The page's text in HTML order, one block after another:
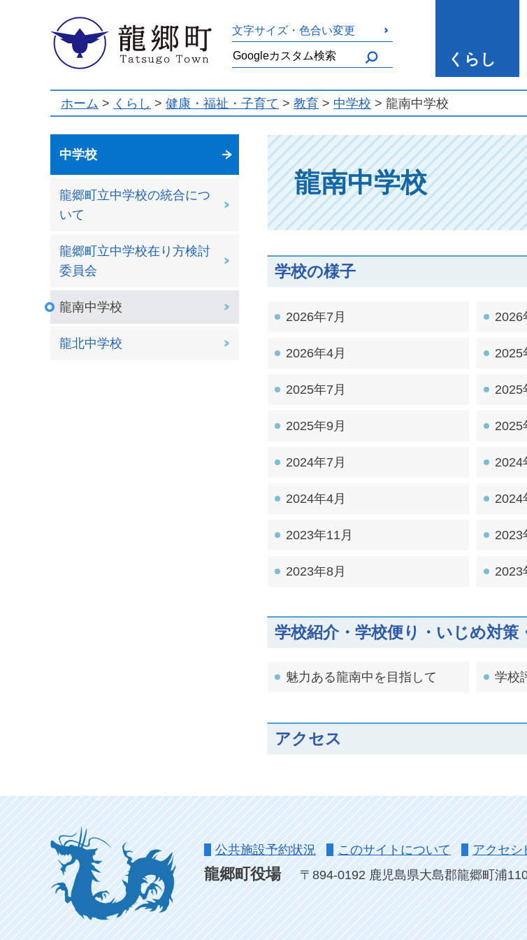
龍郷町 文字サイズ・色合い変更
くらし
ホーム > くらし > 健康・福祉・子育て > 教育 > 中学校 > 龍南中学校
中学校
龍郷町立中学校の統合につ
いて
龍郷町立中学校在り方検討
委員会
龍南中学校
龍北中学校
龍南中学校
学校の様子
2026年7月 2026
2026年4月 2025
2025年7月 2025
2025年9月 2025
2024年7月 2024
2024年4月 2024
2023年11月 2023
2023年8月 2023
学校紹介・学校便り・いじめ対策
魅力ある龍南中を目指して 学校
アクセス
公共施設予約状況 このサイトについて アクセシ
龍郷町役場 〒894-0192 鹿児島県大島郡龍郷町浦